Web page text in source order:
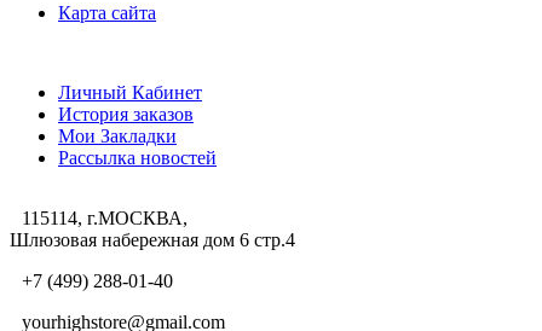
Карта сайта
Личный Кабинет
История заказов
Мои Закладки
Рассылка новостей
115114, г.МОСКВА,
Шлюзовая набережная дом 6 стр.4
+7 (499) 288-01-40
yourhighstore@gmail.com